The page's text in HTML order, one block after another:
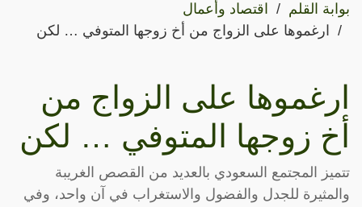
بوابة القلم
اقتصاد وأعمال
ارغموها على الزواج من أخ زوجها المتوفي … لكن
ارغموها على الزواج من
أخ زوجها المتوفي … لكن
تتميز المجتمع السعودي بالعديد من القصص الغريبة
والمثيرة للجدل والفضول والاستغراب في آن واحد، وفي